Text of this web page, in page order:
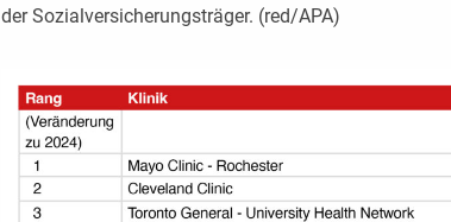
der Sozialversicherungsträger. (red/APA)